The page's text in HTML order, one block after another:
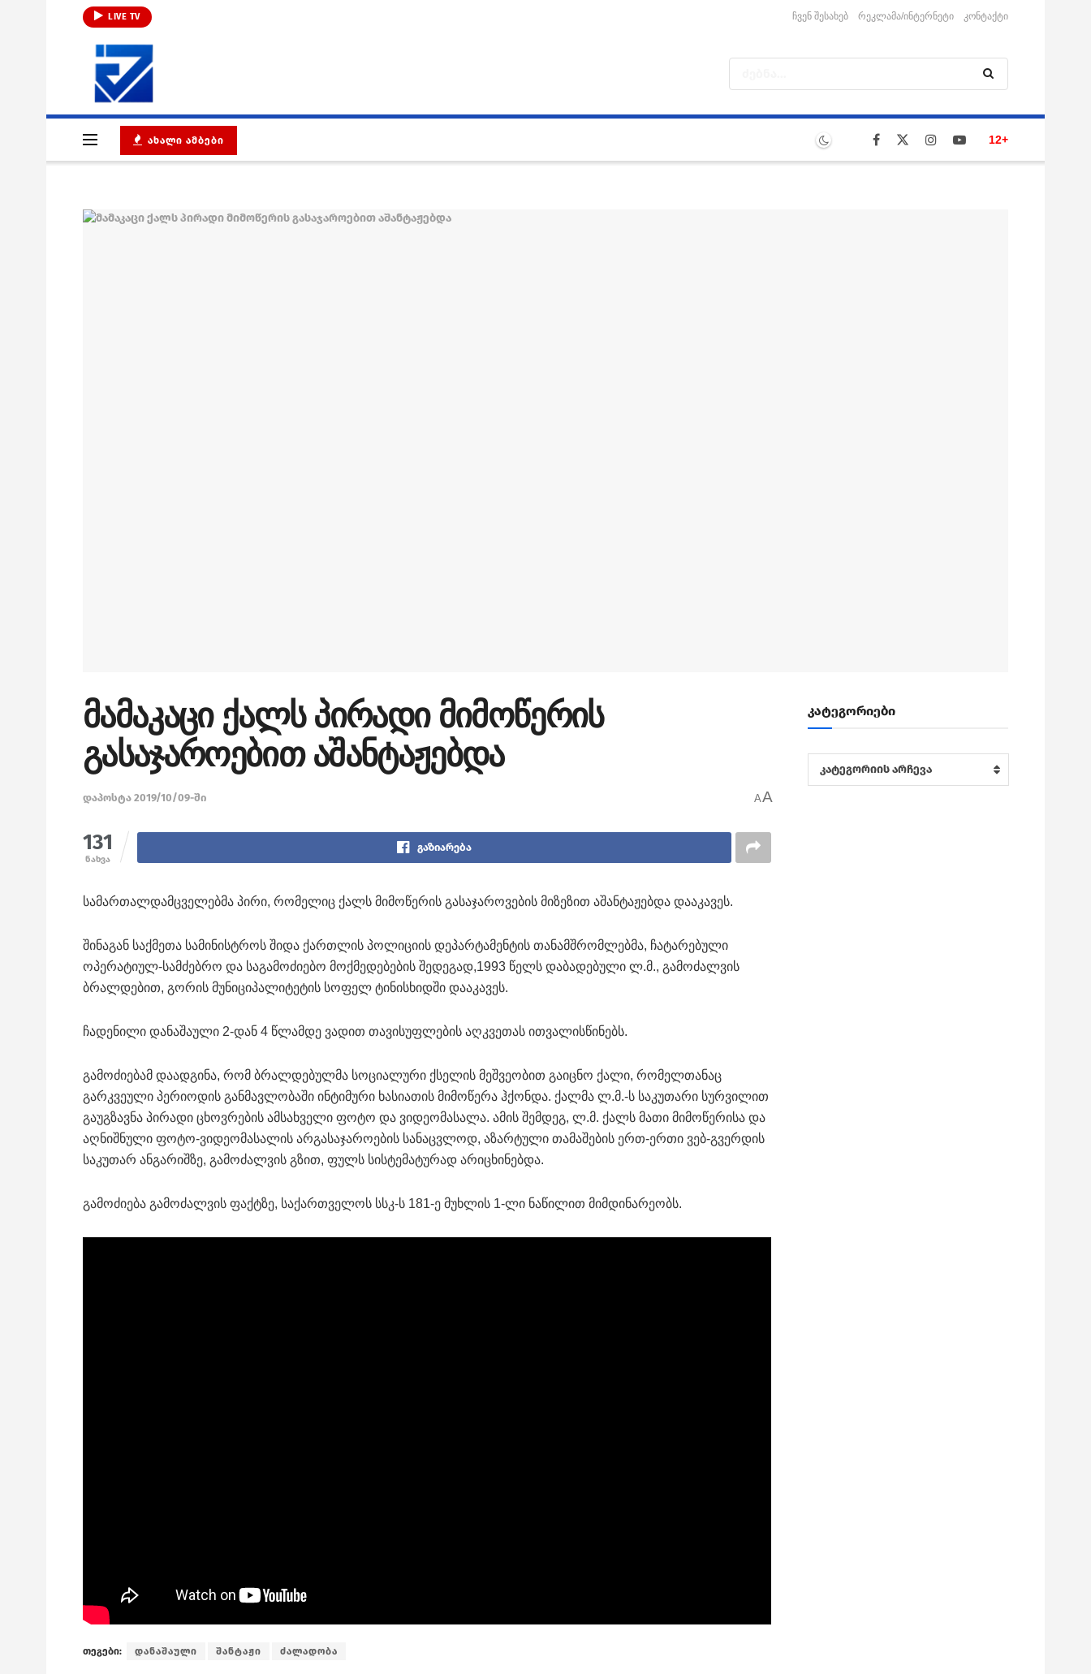
LIVE TV ჩვენ შესახებ რეკლამა/ინტერნეტი კონტაქტი
ᲐᲮᲐᲚᲘ ᲐᲛᲑᲔᲑᲘ 12+
მამაკაცი ქალს პირადი მიმოწერის
გასაჯაროებით აშანტაჟებდა
დაპოსტა 2019/10/09-ში AA
131
ნახვა
გაზიარება
სამართალდამცველებმა პირი, რომელიც ქალს მიმოწერის გასაჯაროვების მიზეზით აშანტაჟებდა დააკავეს.
შინაგან საქმეთა სამინისტროს შიდა ქართლის პოლიციის დეპარტამენტის თანამშრომლებმა, ჩატარებული
ოპერატიულ-სამძებრო და საგამოძიებო მოქმედებების შედეგად,1993 წელს დაბადებული ლ.მ., გამოძალვის
ბრალდებით, გორის მუნიციპალიტეტის სოფელ ტინისხიდში დააკავეს.
ჩადენილი დანაშაული 2-დან 4 წლამდე ვადით თავისუფლების აღკვეთას ითვალისწინებს.
გამოძიებამ დაადგინა, რომ ბრალდებულმა სოციალური ქსელის მეშვეობით გაიცნო ქალი, რომელთანაც
გარკვეული პერიოდის განმავლობაში ინტიმური ხასიათის მიმოწერა ჰქონდა. ქალმა ლ.მ.-ს საკუთარი სურვილით
გაუგზავნა პირადი ცხოვრების ამსახველი ფოტო და ვიდეომასალა. ამის შემდეგ, ლ.მ. ქალს მათი მიმოწერისა და
აღნიშნული ფოტო-ვიდეომასალის არგასაჯაროების სანაცვლოდ, აზარტული თამაშების ერთ-ერთი ვებ-გვერდის
საკუთარ ანგარიშზე, გამოძალვის გზით, ფულს სისტემატურად არიცხინებდა.
გამოძიება გამოძალვის ფაქტზე, საქართველოს სსკ-ს 181-ე მუხლის 1-ლი ნაწილით მიმდინარეობს.
თეგები: დანაშაული შანტაჟი ძალადობა
კატეგორიები
კატეგორიები
კატეგორიის არჩევა